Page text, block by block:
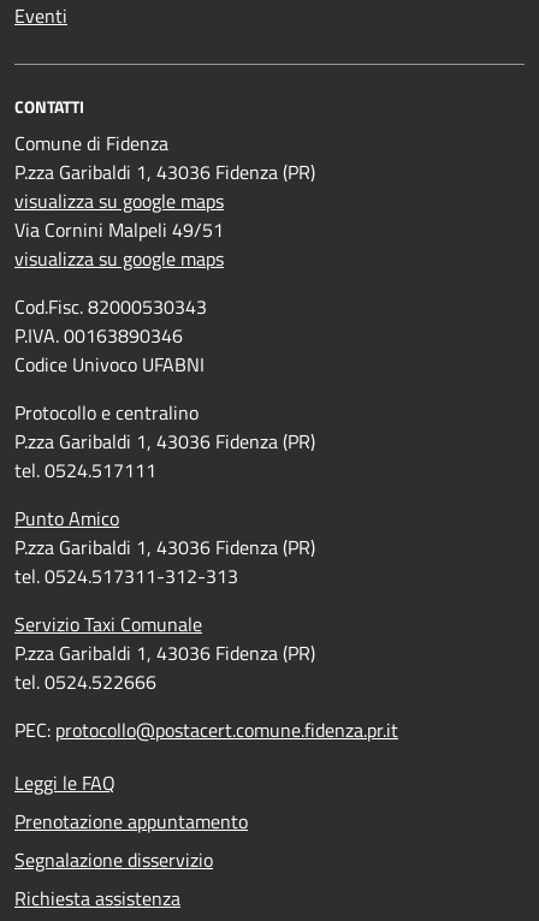
Eventi
CONTATTI
Comune di Fidenza
P.zza Garibaldi 1, 43036 Fidenza (PR)
visualizza su google maps
Via Cornini Malpeli 49/51
visualizza su google maps
Cod.Fisc. 82000530343
P.IVA. 00163890346
Codice Univoco UFABNI
Protocollo e centralino
P.zza Garibaldi 1, 43036 Fidenza (PR)
tel. 0524.517111
Punto Amico
P.zza Garibaldi 1, 43036 Fidenza (PR)
tel. 0524.517311-312-313
Servizio Taxi Comunale
P.zza Garibaldi 1, 43036 Fidenza (PR)
tel. 0524.522666
PEC: protocollo@postacert.comune.fidenza.pr.it
Leggi le FAQ
Prenotazione appuntamento
Segnalazione disservizio
Richiesta assistenza